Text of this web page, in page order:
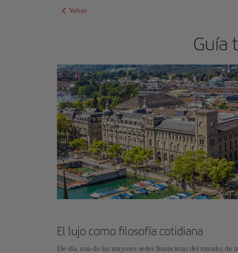
Volver
Guía
El lujo como filosofía cotidiana
De día, una de las mayores sedes financieras del mundo;